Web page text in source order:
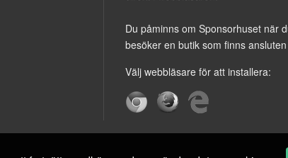
Du påminns om Sponsorhuset när
besöker en butik som finns
Välj webbläsare för att installera: